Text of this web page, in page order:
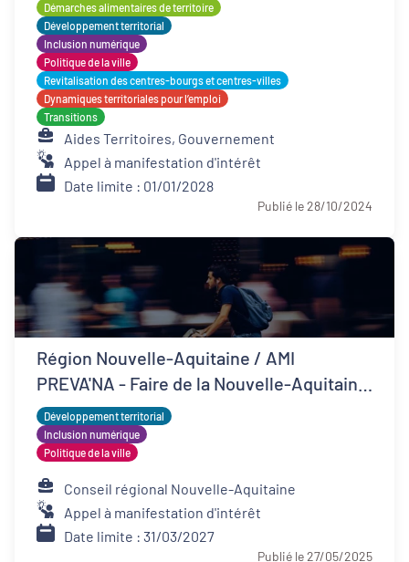
Démarches alimentaires de territoire
Développement territorial
Inclusion numérique
Politique de la ville
Revitalisation des centres-bourgs et centres-villes
Dynamiques territoriales pour l’emploi
Transitions
Aides Territoires, Gouvernement
Appel à manifestation d'intérêt
Date limite : 01/01/2028
Publié le 28/10/2024
Région Nouvelle-Aquitaine / AMI
PREVA'NA - Faire de la Nouvelle-Aquitaine
un territoire de bonne santé
Développement territorial
Inclusion numérique
Politique de la ville
Conseil régional Nouvelle-Aquitaine
Appel à manifestation d'intérêt
Date limite : 31/03/2027
Publié le 27/05/2025